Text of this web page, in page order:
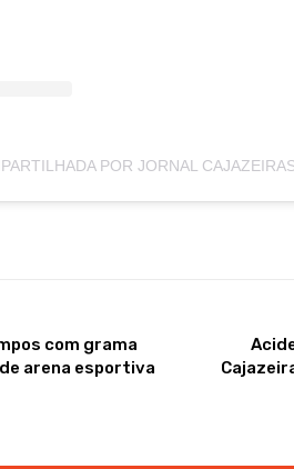
com grama
arena esportiva